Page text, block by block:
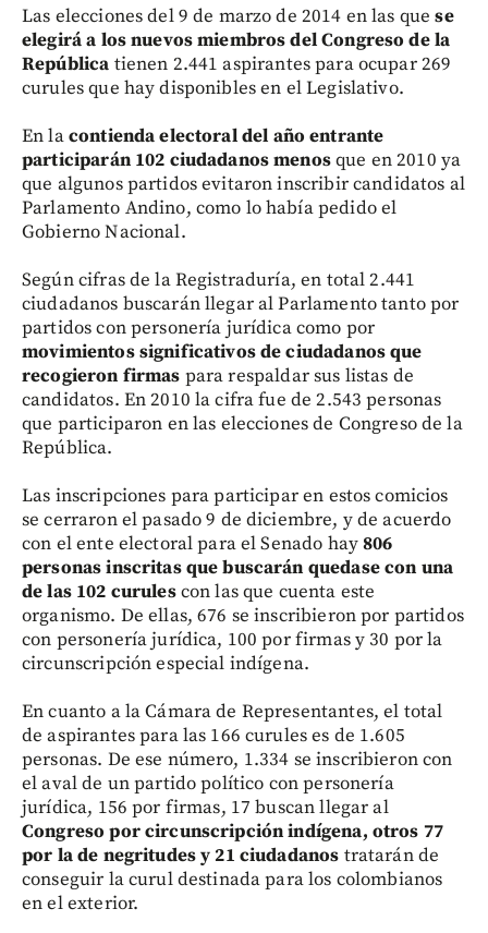
Las elecciones del 9 de marzo de 2014 en las que se
elegirá a los nuevos miembros del Congreso de la
República tienen 2.441 aspirantes para ocupar 269
curules que hay disponibles en el Legislativo.
En lacontienda electoral del año entrante
participarán 102 ciudadanos menosque en 2010 ya
que algunos partidos evitaron inscribir candidatos al
Parlamento Andino, como lo había pedido el
Gobierno Nacional.
Según cifras de la Registraduría, en total 2.441
ciudadanos buscarán llegar al Parlamento tanto por
partidos con personería jurídica como por
movimientos significativos de ciudadanos que
recogieron firmas para respaldar sus listas de
candidatos. En 2010 la cifra fue de 2.543 personas
que participaron en las elecciones de Congreso de la
República.
Las inscripciones para participar en estos comicios
se cerraron el pasado 9 de diciembre, y de acuerdo
con el ente electoral para el Senado hay806
personas inscritas que buscarán quedase con una
de las 102 curulescon las que cuenta este
organismo. De ellas, 676 se inscribieron por partidos
con personería jurídica, 100 por firmas y 30 por la
circunscripción especial indígena.
En cuanto a la Cámara de Representantes, el total
de aspirantes para las 166 curules es de 1.605
personas. De ese número, 1.334 se inscribieron con
el aval de un partido político con personería
jurídica, 156 por firmas, 17 buscan llegar al
Congreso por circunscripción indígena, otros 77
por la de negritudes y 21 ciudadanos tratarán de
conseguir la curul destinada para los colombianos
en el exterior.